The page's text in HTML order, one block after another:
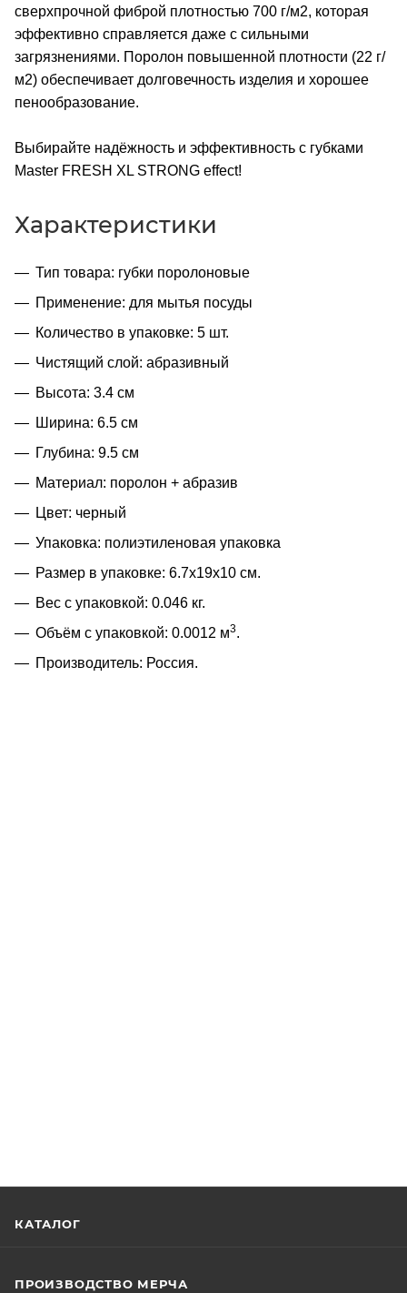
сверхпрочной фиброй плотностью 700 г/м2, которая
эффективно справляется даже с сильными
загрязнениями. Поролон повышенной плотности (22 г/
м2) обеспечивает долговечность изделия и хорошее
пенообразование.
Выбирайте надёжность и эффективность с губками
Master FRESH XL STRONG effect!
Характеристики
Тип товара: губки поролоновые
Применение: для мытья посуды
Количество в упаковке: 5 шт.
Чистящий слой: абразивный
Высота: 3.4 см
Ширина: 6.5 см
Глубина: 9.5 см
Материал: поролон + абразив
Цвет: черный
Упаковка: полиэтиленовая упаковка
Размер в упаковке: 6.7x19x10 см.
Вес с упаковкой: 0.046 кг.
Объём с упаковкой: 0.0012 м3.
Производитель: Россия.
КАТАЛОГ
ПРОИЗВОДСТВО МЕРЧА